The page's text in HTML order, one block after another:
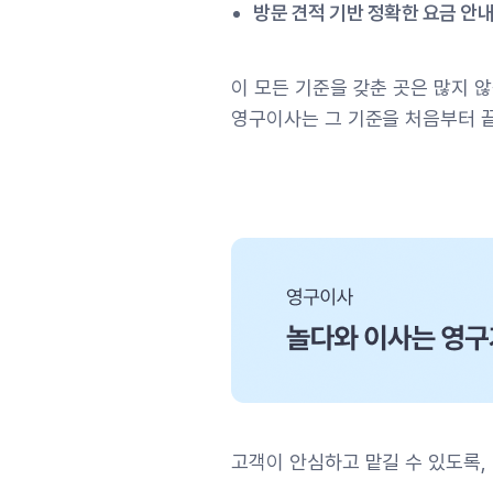
방문 견적 기반 정확한 요금 안내
이 모든 기준을 갖춘 곳은 많지
영구이사는 그 기준을 처음부터
고객이 안심하고 맡길 수 있도록,